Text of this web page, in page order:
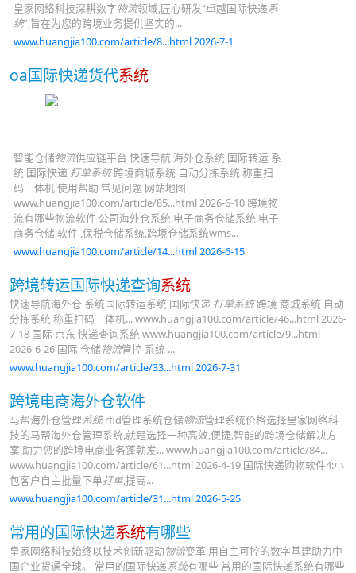
皇家网络科技深耕数字物流领域,匠心研发“卓越国际快递系
统”,旨在为您的跨境业务提供坚实的...
www.huangjia100.com/article/8...html 2026-7-1
oa国际快递货代系统
智能仓储物流供应链平台 快速导航 海外仓系统 国际转运 系
统 国际快递 打单系统跨境商城系统 自动分拣系统 称重扫
码一体机 使用帮助 常见问题 网站地图
www.huangjia100.com/article/85...html 2026-6-10 跨境物
流有哪些物流软件 公司海外仓系统,电子商务仓储系统,电子
商务仓储 软件 ,保税仓储系统,跨境仓储系统wms...
www.huangjia100.com/article/14...html 2026-6-15
跨境转运国际快递查询系统
快速导航海外仓 系统国际转运系统 国际快递 打单系统跨境 商城系统 自动
分拣系统 称重扫码一体机... www.huangjia100.com/article/46...html 2026-
7-18 国际 京东 快递查询系统 www.huangjia100.com/article/9...html
2026-6-26 国际 仓储物流管控 系统 ...
www.huangjia100.com/article/33...html 2026-7-31
跨境电商海外仓软件
马帮海外仓管理系统rfid管理系统仓储物流管理系统价格选择皇家网络科
技的马帮海外仓管理系统,就是选择一种高效,便捷,智能的跨境仓储解决方
案,助力您的跨境电商业务蓬勃发... www.huangjia100.com/article/84...
www.huangjia100.com/article/61...html 2026-4-19 国际快递购物软件4:小
包客户自主批量下单打单,提高...
www.huangjia100.com/article/31...html 2026-5-25
常用的国际快递系统有哪些
皇家网络科技始终以技术创新驱动物流变革,用自主可控的数字基建助力中
国企业货通全球。 常用的国际快递系统有哪些 常用的国际快递系统有哪些